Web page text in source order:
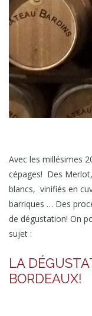
Avec les millésimes
cépages! Des
blancs, vinifiés en
barriques … Des
de dégustation! On
sujet :
LA
BORDEAUX!